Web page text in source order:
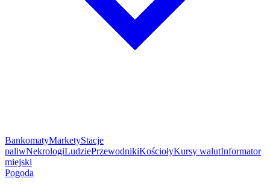
BankomatyMarketyStacje
paliwNekrologiLudziePrzewodnikiKościołyKursy walutInformator
miejski
Pogoda